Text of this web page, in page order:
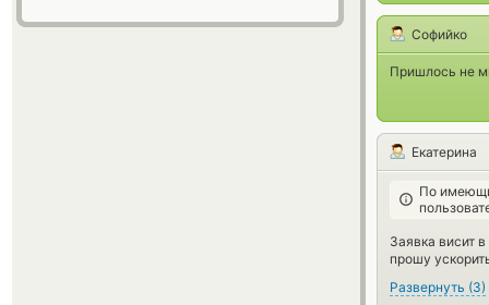
Софийко
Пришлось не
Екатерина
По
Заявка висит
прошу
Развернуть (3)